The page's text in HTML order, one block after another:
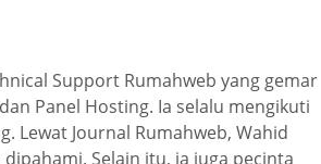
Support Rumahweb yang gemar
Panel Hosting. Ia selalu mengikuti
Lewat Journal Rumahweb, Wahid
Selain itu, ia juga pecinta